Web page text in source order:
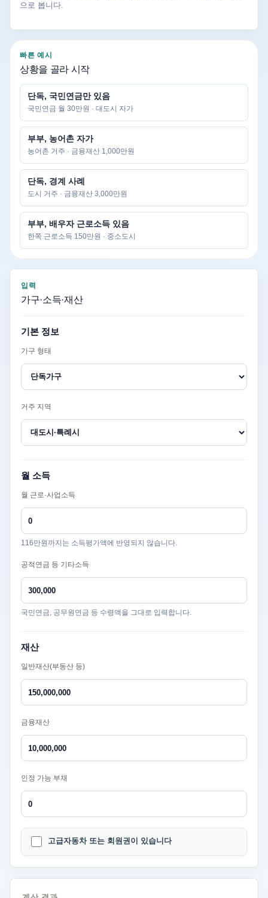
으로 봅니다.
빠른 예시
상황을 골라 시작
단독, 국민연금만 있음
국민연금 월 30만원 · 대도시 자가
부부, 농어촌 자가
농어촌 거주 · 금융재산 1,000만원
단독, 경계 사례
도시 거주 · 금융재산 3,000만원
부부, 배우자 근로소득 있음
한쪽 근로소득 150만원 · 중소도시
입력
가구·소득·재산
기본 정보
가구 형태
거주 지역
월 소득
월 근로·사업소득
116만원까지는 소득평가액에 반영되지 않습니다.
공적연금 등 기타소득
국민연금, 공무원연금 등 수령액을 그대로 입력합니다.
재산
일반재산(부동산 등)
금융재산
인정 가능 부채
고급자동차 또는 회원권이 있습니다